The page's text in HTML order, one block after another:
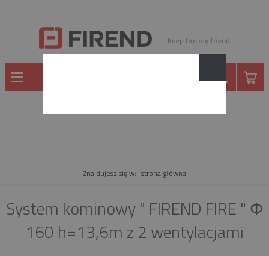
Znajdujesz się w: strona główna
System kominowy " FIREND FIRE " Φ
160 h=13,6m z 2 wentylacjami